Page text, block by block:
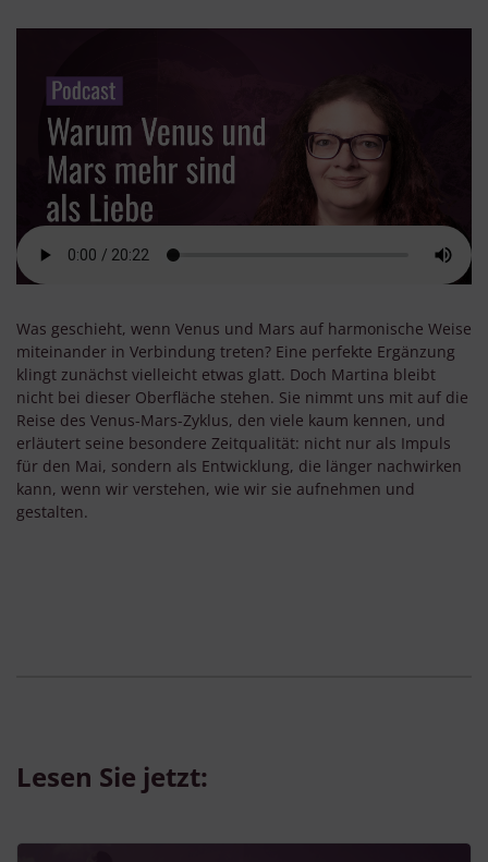
Was geschieht, wenn Venus und Mars auf harmonische Weise
miteinander in Verbindung treten? Eine perfekte Ergänzung
klingt zunächst vielleicht etwas glatt. Doch Martina bleibt
nicht bei dieser Oberfläche stehen. Sie nimmt uns mit auf die
Reise des Venus-Mars-Zyklus, den viele kaum kennen, und
erläutert seine besondere Zeitqualität: nicht nur als Impuls
für den Mai, sondern als Entwicklung, die länger nachwirken
kann, wenn wir verstehen, wie wir sie aufnehmen und
gestalten.
Lesen Sie jetzt: